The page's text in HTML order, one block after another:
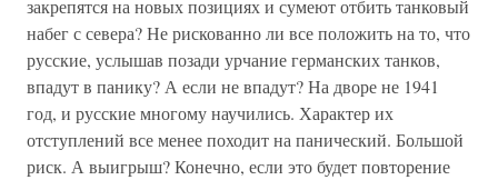
закрепятся на новых позициях и сумеют отбить танковый
набег с севера? Не рискованно ли все положить на то, что
русские, услышав позади урчание германских танков,
впадут в панику? А если не впадут? На дворе не 1941
год, и русские многому научились. Характер их
отступлений все менее походит на панический. Большой
риск. А выигрыш? Конечно, если это будет повторение